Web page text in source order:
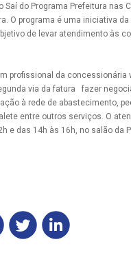
Saí do Programa Prefeitura nas
O programa é uma iniciativa
de levar atendimento às
profissional da concessionária
via da fatura fazer
à rede de abastecimento,
entre outros serviços. O
e das 14h às 16h, no salão da